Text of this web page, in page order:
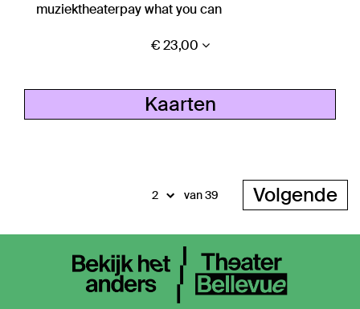
muziektheaterpay what you can
€ 23,00
Kaarten
van 39 Volgende